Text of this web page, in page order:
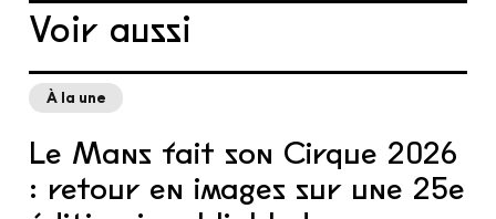
Voir aussi
À la une
Le Mans fait son Cirque 2026
: retour en images sur une 25e